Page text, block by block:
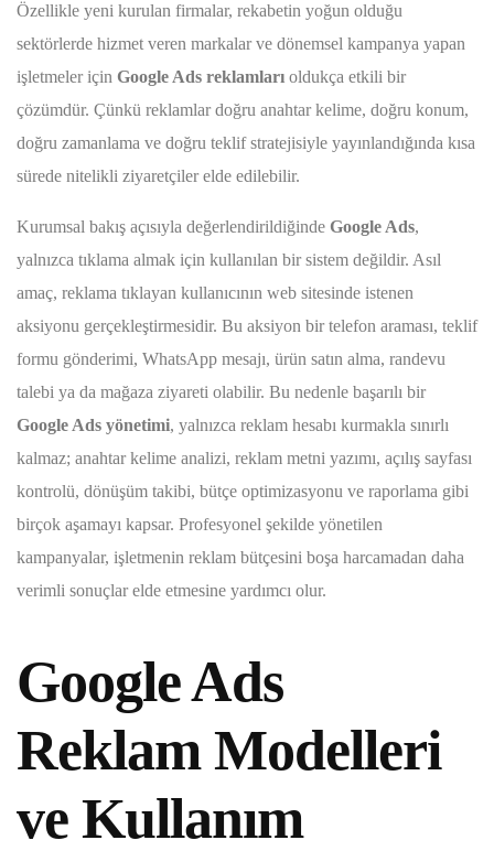
Özellikle yeni kurulan firmalar, rekabetin yoğun olduğu
sektörlerde hizmet veren markalar ve dönemsel kampanya yapan
işletmeler için Google Ads reklamları oldukça etkili bir
çözümdür. Çünkü reklamlar doğru anahtar kelime, doğru konum,
doğru zamanlama ve doğru teklif stratejisiyle yayınlandığında kısa
sürede nitelikli ziyaretçiler elde edilebilir.
Kurumsal bakış açısıyla değerlendirildiğinde Google Ads,
yalnızca tıklama almak için kullanılan bir sistem değildir. Asıl
amaç, reklama tıklayan kullanıcının web sitesinde istenen
aksiyonu gerçekleştirmesidir. Bu aksiyon bir telefon araması, teklif
formu gönderimi, WhatsApp mesajı, ürün satın alma, randevu
talebi ya da mağaza ziyareti olabilir. Bu nedenle başarılı bir
Google Ads yönetimi, yalnızca reklam hesabı kurmakla sınırlı
kalmaz; anahtar kelime analizi, reklam metni yazımı, açılış sayfası
kontrolü, dönüşüm takibi, bütçe optimizasyonu ve raporlama gibi
birçok aşamayı kapsar. Profesyonel şekilde yönetilen
kampanyalar, işletmenin reklam bütçesini boşa harcamadan daha
verimli sonuçlar elde etmesine yardımcı olur.
Google Ads
Reklam Modelleri
ve Kullanım